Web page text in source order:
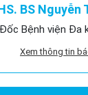
BS Nguyễn
Bệnh viện Đa
Xem thông tin